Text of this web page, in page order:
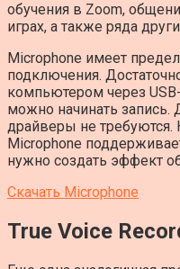
обучения в Zoom,
играх, а также ряда
Microphone имеет
подключения.
компьютером через
можно начинать
драйверы не
Microphone
нужно создать эффект
Скачать Microphone
True Voice